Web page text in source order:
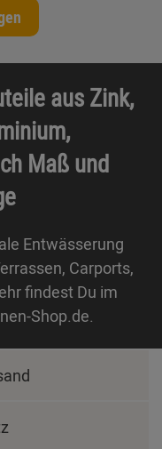
aus Zink,
Maß und
Entwässerung
Carports,
findest Du im
Shop.de.